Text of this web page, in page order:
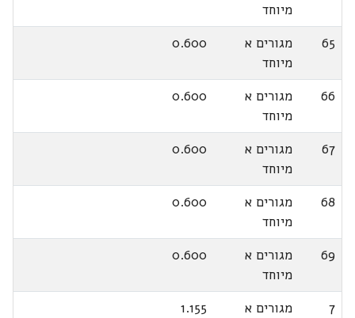
מיוחד
65
מגורים א
מיוחד
0.600
66
מגורים א
מיוחד
0.600
67
מגורים א
מיוחד
0.600
68
מגורים א
מיוחד
0.600
69
מגורים א
מיוחד
0.600
7
מגורים א
1.155